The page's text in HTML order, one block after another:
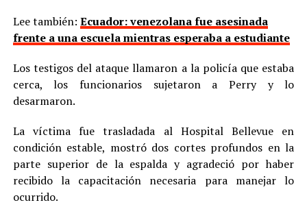
Lee también: Ecuador: venezolana fue asesinada
frente a una escuela mientras esperaba a estudiante
Los testigos del ataque llamaron a la policía que estaba
cerca, los funcionarios sujetaron a Perry y lo
desarmaron.
La víctima fue trasladada al Hospital Bellevue en
condición estable, mostró dos cortes profundos en la
parte superior de la espalda y agradeció por haber
recibido la capacitación necesaria para manejar lo
ocurrido.